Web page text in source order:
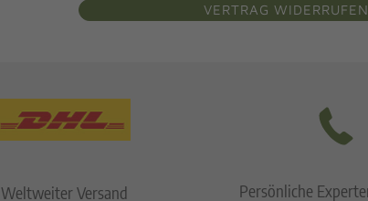
VERTRAG WIDERRUFEN
Weltweiter Versand Persönliche